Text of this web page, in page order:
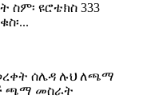
ስም፡ ዩሮቴክስ 333